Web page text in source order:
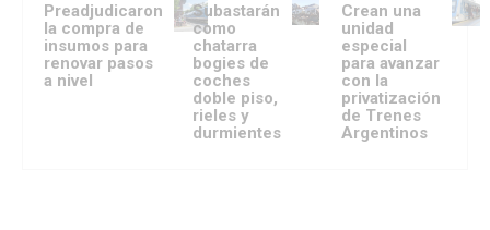
Preadjudicaron
la compra de
insumos para
renovar pasos
a nivel
Subastarán
como
chatarra
bogies de
coches
doble piso,
rieles y
durmientes
Crean una
unidad
especial
para avanzar
con la
privatización
de Trenes
Argentinos